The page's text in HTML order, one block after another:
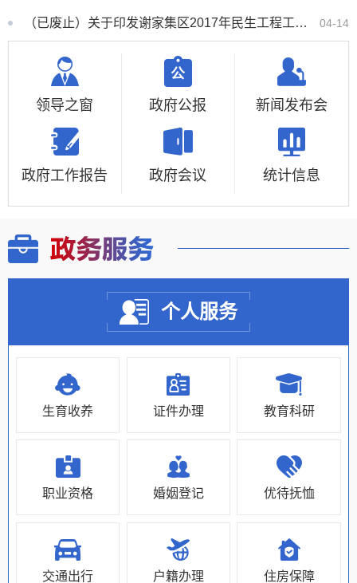
04-14
（已废止）关于印发谢家集区2017年民生工程工作考核办法的通知
领导之窗 政府公报 新闻发布会
政府工作报告 政府会议 统计信息
个人服务
生育收养 证件办理 教育科研
职业资格 婚姻登记 优待抚恤
交通出行 户籍办理 住房保障